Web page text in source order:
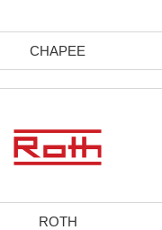
CHAPEE
ROTH